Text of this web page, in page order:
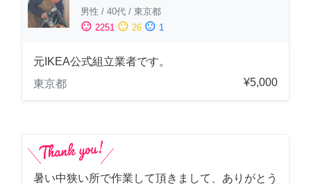
男性 / 40代 / 東京都
sentiment_satisfied 2251 sentiment_neutral 26 sentiment_dissatisfied 1
元IKEA公式組立業者です。
東京都
¥5,000
暑い中狭い所で作業して頂きまして、ありがとう